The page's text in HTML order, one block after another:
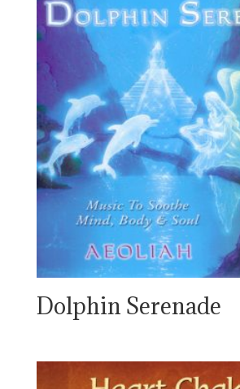
Dolphin Serenade